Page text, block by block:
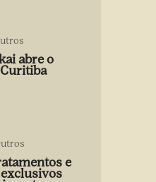
abre o
e